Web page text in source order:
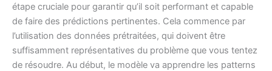
étape cruciale pour garantir qu’il soit performant et capable
de faire des prédictions pertinentes. Cela commence par
l’utilisation des données prétraitées, qui doivent être
suffisamment représentatives du problème que vous tentez
de résoudre. Au début, le modèle va apprendre les patterns